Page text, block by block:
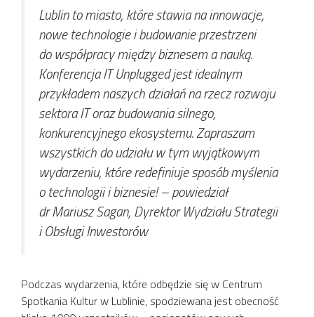
Lublin to miasto, które stawia na innowacje,
nowe technologie i budowanie przestrzeni
do współpracy między biznesem a nauką.
Konferencja IT Unplugged jest idealnym
przykładem naszych działań na rzecz rozwoju
sektora IT oraz budowania silnego,
konkurencyjnego ekosystemu. Zapraszam
wszystkich do udziału w tym wyjątkowym
wydarzeniu, które redefiniuje sposób myślenia
o technologii i biznesie!– powiedział
dr Mariusz Sagan, Dyrektor Wydziału Strategii
i Obsługi Inwestorów
Podczas wydarzenia, które odbędzie się w Centrum
Spotkania Kultur w Lublinie, spodziewana jest obecność